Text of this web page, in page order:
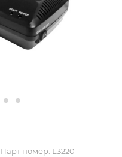
Парт номер: L3220